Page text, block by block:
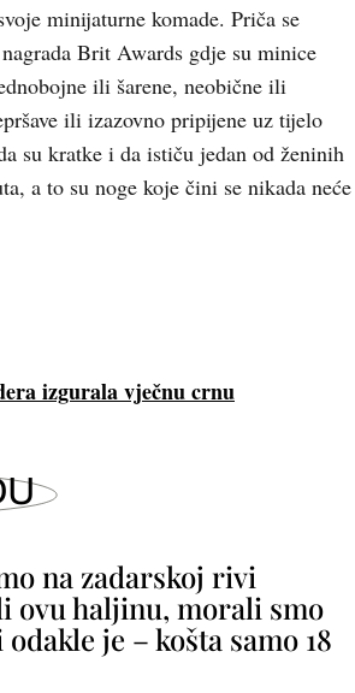
minijaturne komade. Priča se
Brit Awards gdje su minice
ili šarene, neobične ili
ili izazovno pripijene uz tijelo
su kratke i da ističu jedan od ženinih
a to su noge koje čini se nikada neće
izgurala vječnu crnu
na zadarskoj rivi
ovu haljinu, morali smo
je – košta samo 18